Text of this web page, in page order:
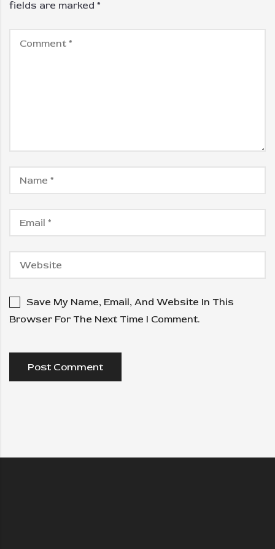
fields are marked *
Save My Name, Email, And Website In This
Browser For The Next Time I Comment.